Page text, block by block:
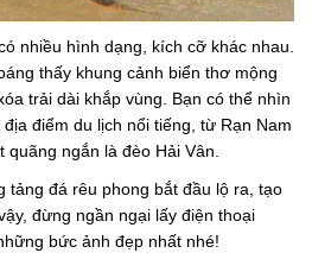
nhiều hình dạng, kích cỡ khác nhau.
thấy khung cảnh biển thơ mộng
trải dài khắp vùng. Bạn có thể nhìn
điểm du lịch nổi tiếng, từ Rạn Nam
ngắn là đèo Hải Vân.
tảng đá rêu phong bắt đầu lộ ra, tạo
đừng ngần ngại lấy điện thoại
bức ảnh đẹp nhất nhé!